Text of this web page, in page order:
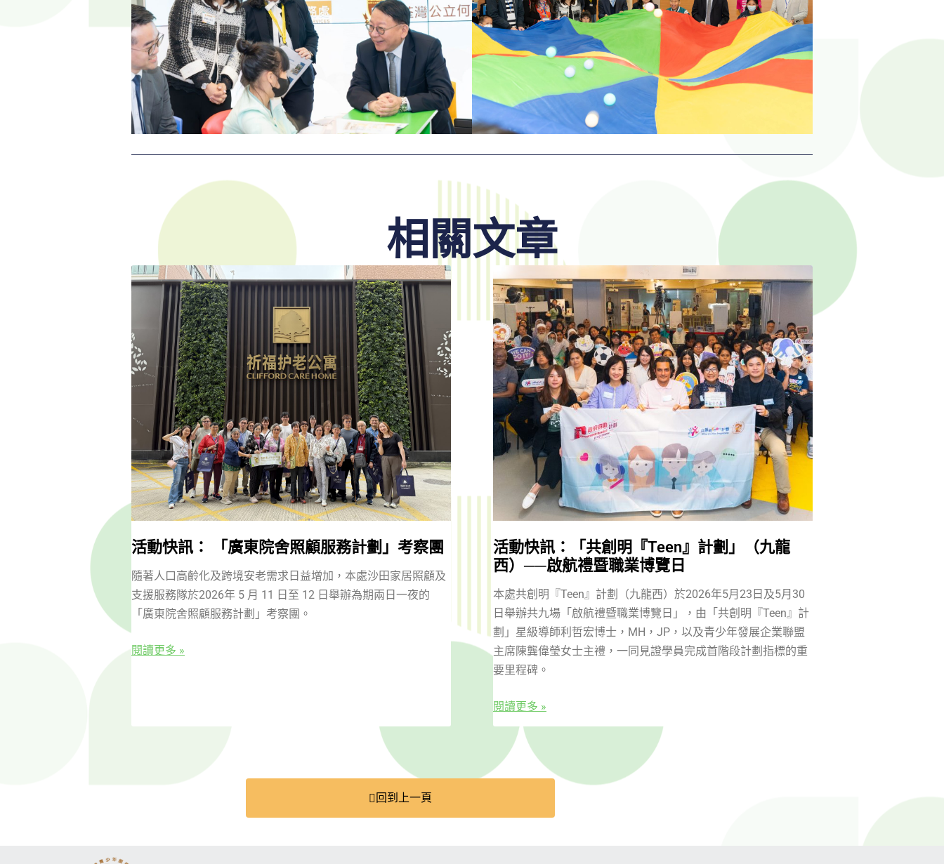
相關文章
活動快訊： 「廣東院舍照顧服務計劃」考察團
隨著人口高齡化及跨境安老需求日益增加，本處沙田家居照顧及
支援服務隊於2026年 5 月 11 日至 12 日舉辦為期兩日一夜的
「廣東院舍照顧服務計劃」考察團。
閱讀更多 »
活動快訊：「共創明『Teen』計劃」（九龍
西）──啟航禮暨職業博覽日
本處共創明『Teen』計劃（九龍西）於2026年5月23日及5月30
日舉辦共九場「啟航禮暨職業博覽日」，由「共創明『Teen』計
劃」星級導師利哲宏博士，MH，JP，以及青少年發展企業聯盟
主席陳龔偉瑩女士主禮，一同見證學員完成首階段計劃指標的重
要里程碑。
閱讀更多 »
回到上一頁